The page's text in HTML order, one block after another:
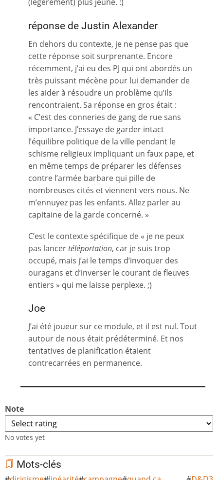
réponse de Justin Alexander
En dehors du contexte, je ne pense pas que
cette réponse soit surprenante. Encore
récemment, j’ai eu des PJ qui ont abordés un
très puissant mécène pour lui demander de
les aider à résoudre un problème qu’ils
rencontraient. Sa réponse en gros était :
« C’est des conneries de gang de rue sans
importance. J’essaye de garder intact
l’équilibre politique de la ville pendant le
schisme religieux impliquant un faux pape, et
en même temps de préparer les défenses
contre l’armée barbare qui pille de
nombreuses cités et viennent vers nous. Ne
m’ennuyez pas les enfants. Allez parler au
capitaine de la garde concerné. »
C’est le contexte spécifique de « je ne peux
pas lancertéléportation, car je suis trop
occupé, mais j’ai le temps d’invoquer des
ouragans et d’inverser le courant de fleuves
entiers » qui me laisse perplexe. ;)
Joe
J’ai été joueur sur ce module, et il est nul. Tout
autour de nous était prédéterminé. Et nos
tentatives de planification étaient
contrecarrées en permanence.
Note
No votes yet
Mots-clés